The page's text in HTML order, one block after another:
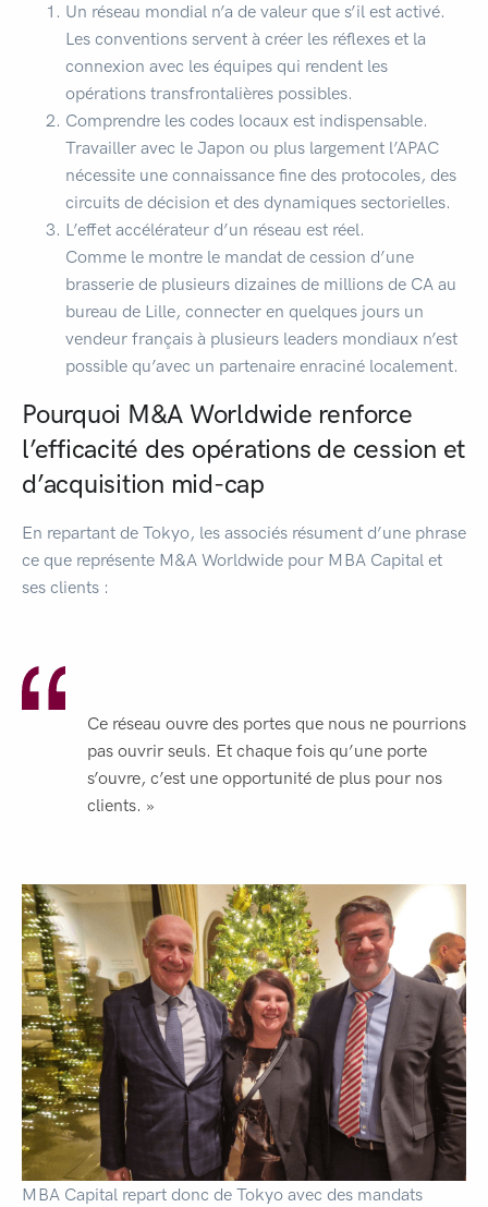
Un réseau mondial n’a de valeur que s’il est activé.
Les conventions servent à créer les réflexes et la
connexion avec les équipes qui rendent les
opérations transfrontalières possibles.
Comprendre les codes locaux est indispensable.
Travailler avec le Japon ou plus largement l’APAC
nécessite une connaissance fine des protocoles, des
circuits de décision et des dynamiques sectorielles.
L’effet accélérateur d’un réseau est réel.
Comme le montre le mandat de cession d’une
brasserie de plusieurs dizaines de millions de CA au
bureau de Lille, connecter en quelques jours un
vendeur français à plusieurs leaders mondiaux n’est
possible qu’avec un partenaire enraciné localement.
Pourquoi M&A Worldwide renforce
l’efficacité des opérations de cession et
d’acquisition mid-cap
En repartant de Tokyo, les associés résument d’une phrase
ce que représente M&A Worldwide pour MBA Capital et
ses clients :
Ce réseau ouvre des portes que nous ne pourrions
pas ouvrir seuls. Et chaque fois qu’une porte
s’ouvre, c’est une opportunité de plus pour nos
clients. »
MBA Capital repart donc de Tokyo avec des mandats